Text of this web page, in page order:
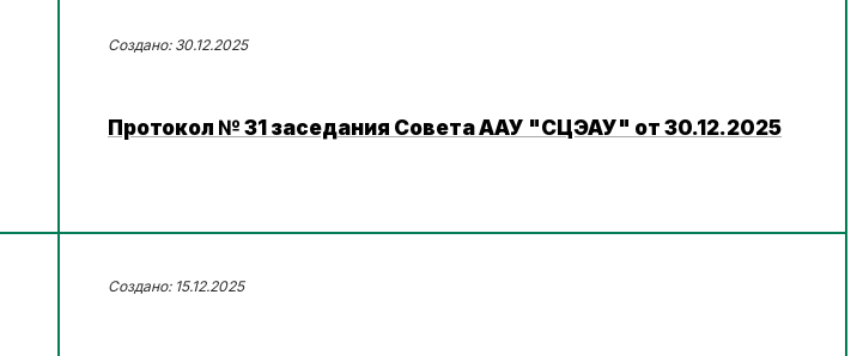
30.12.2025
Протокол № 31 заседания Совета ААУ "СЦЭАУ" от 30.12.2025
15.12.2025